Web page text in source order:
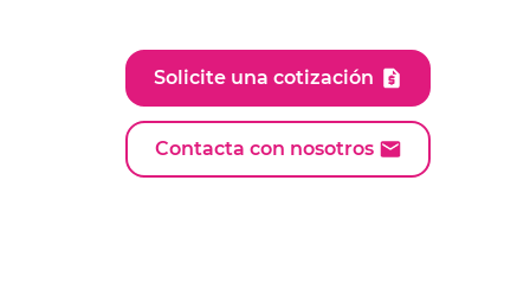
Solicite una cotización
Contacta con nosotros